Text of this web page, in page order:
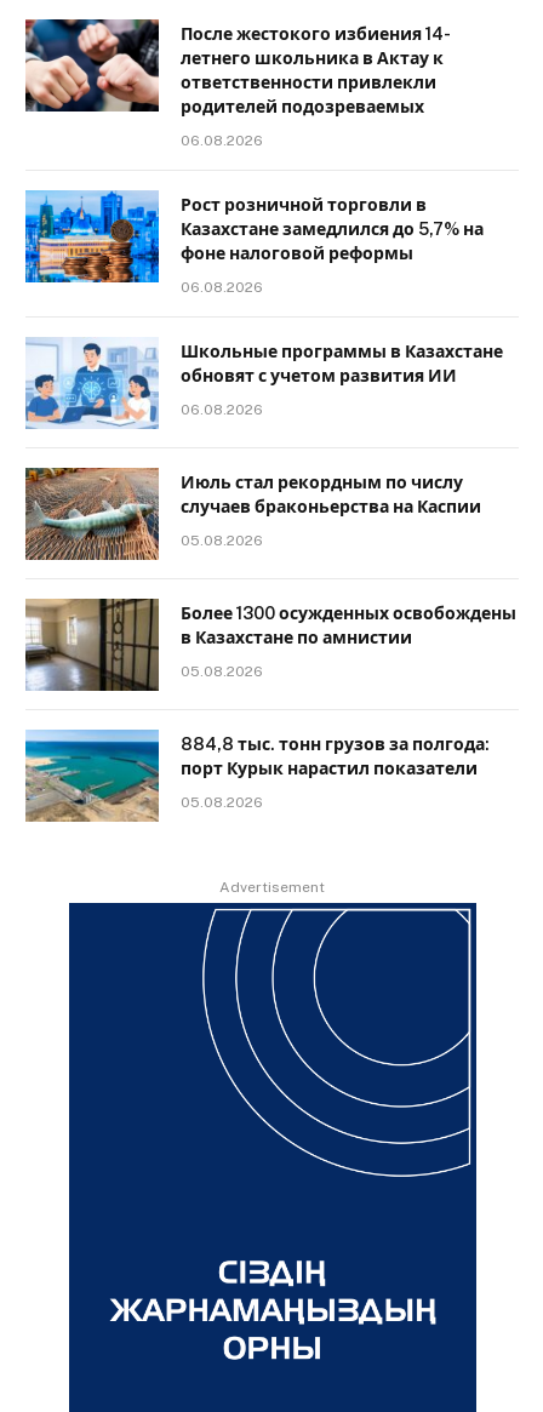
После жестокого избиения 14-
летнего школьника в Актау к
ответственности привлекли
родителей подозреваемых
06.08.2026
Рост розничной торговли в
Казахстане замедлился до 5,7% на
фоне налоговой реформы
06.08.2026
Школьные программы в Казахстане
обновят с учетом развития ИИ
06.08.2026
Июль стал рекордным по числу
случаев браконьерства на Каспии
05.08.2026
Более 1300 осужденных освобождены
в Казахстане по амнистии
05.08.2026
884,8 тыс. тонн грузов за полгода:
порт Курык нарастил показатели
05.08.2026
Advertisement